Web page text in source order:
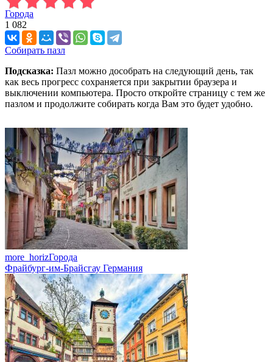
Города
1 082
Собирать пазл
Подсказка: Пазл можно дособрать на следующий день, так
как весь прогресс сохраняется при закрытии браузера и
выключении компьютера. Просто откройте страницу с тем же
пазлом и продолжите собирать когда Вам это будет удобно.
more_horizГорода
Фрайбург-им-Брайсгау Германия